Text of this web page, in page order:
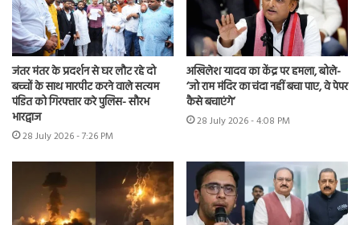
जंतर मंतर के प्रदर्शन से घर लौट रहे दो
बच्चों के साथ मारपीट करने वाले सत्यम
पंडित को गिरफ्तार करे पुलिस- सौरभ
भारद्वाज
28 July 2026 - 7:26 PM
अखिलेश यादव का केंद्र पर हमला, बोले-
‘जो राम मंदिर का चंदा नहीं बचा पाए, वे पेपर
कैसे बचाएंगे’
28 July 2026 - 4:08 PM